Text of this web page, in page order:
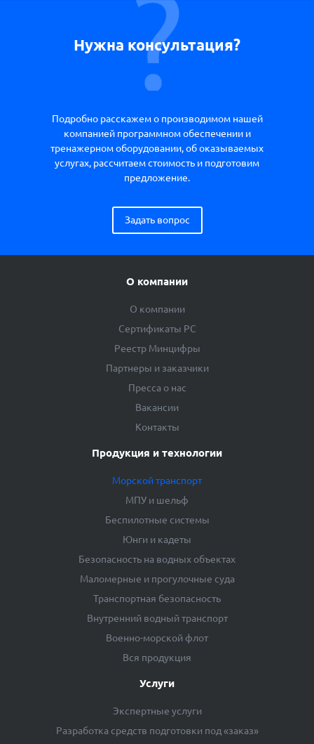
Нужна консультация?
Подробно расскажем о производимом нашей
компанией программном обеспечении и
тренажерном оборудовании, об оказываемых
услугах, рассчитаем стоимость и подготовим
предложение.
Задать вопрос
О компании
О компании
Сертификаты РС
Реестр Минцифры
Партнеры и заказчики
Пресса о нас
Вакансии
Контакты
Продукция и технологии
Морской транспорт
МПУ и шельф
Беспилотные системы
Юнги и кадеты
Безопасность на водных объектах
Маломерные и прогулочные суда
Транспортная безопасность
Внутренний водный транспорт
Военно-морской флот
Вся продукция
Услуги
Экспертные услуги
Разработка средств подготовки под «заказ»